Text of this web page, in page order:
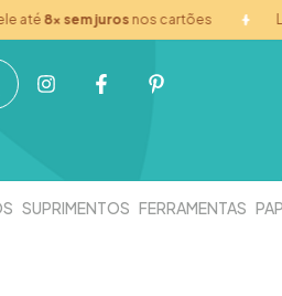
até8x sem jurosnos cartões
SUPRIMENTOS FERRAMENTAS